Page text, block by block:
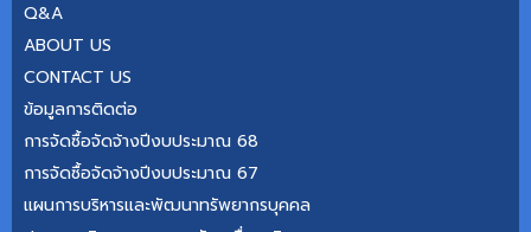
Q&A
ABOUT US
CONTACT US
ข้อมูลการติดต่อ
การจัดซื้อจัดจ้างปีงบประมาณ 68
การจัดซื้อจัดจ้างปีงบประมาณ 67
แผนการบริหารและพัฒนาทรัพยากรบุคคล